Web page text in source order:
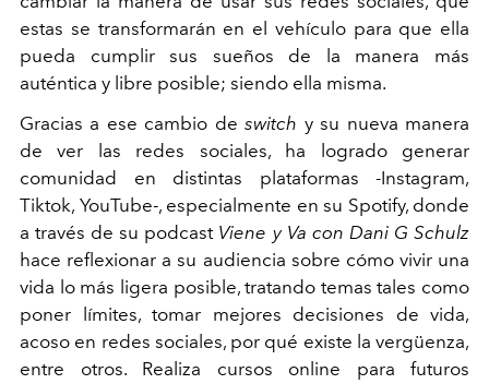
estas se transformarán en el vehículo para que ella
pueda cumplir sus sueños de la manera más
auténtica y libre posible; siendo ella misma.
Gracias a ese cambio deswitch y su nueva manera
de ver las redes sociales, ha logrado generar
comunidad en distintas plataformas -Instagram,
Tiktok, YouTube-, especialmente en su Spotify, donde
a través de su podcast Viene y Va con Dani G Schulz
hace reflexionar a su audiencia sobre cómo vivir una
vida lo más ligera posible, tratando temas tales como
poner límites, tomar mejores decisiones de vida,
acoso en redes sociales, por qué existe la vergüenza,
entre otros. Realiza cursos online para futuros